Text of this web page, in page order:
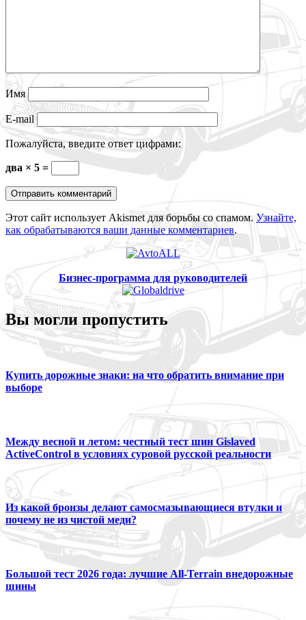
Имя
E-mail
Пожалуйста, введите ответ цифрами:
два × 5 =
Этот сайт использует Akismet для борьбы со спамом. Узнайте,
как обрабатываются ваши данные комментариев.
Бизнес-программа для руководителей
Вы могли пропустить
Купить дорожные знаки: на что обратить внимание при
выборе
Между весной и летом: честный тест шин Gislaved
ActiveControl в условиях суровой русской реальности
Из какой бронзы делают самосмазывающиеся втулки и
почему не из чистой меди?
Большой тест 2026 года: лучшие All-Terrain внедорожные
шины